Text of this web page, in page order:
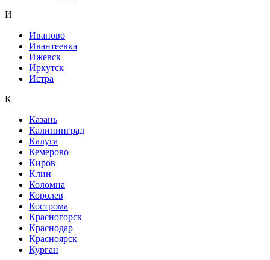
И
Иваново
Ивантеевка
Ижевск
Иркутск
Истра
К
Казань
Калининград
Калуга
Кемерово
Киров
Клин
Коломна
Королев
Кострома
Красногорск
Краснодар
Красноярск
Курган